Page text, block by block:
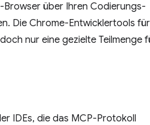
Browser über Ihren Codierungs-
Die Chrome-Entwicklertools
nur eine gezielte Teilmenge
IDEs, die das MCP-Protokoll